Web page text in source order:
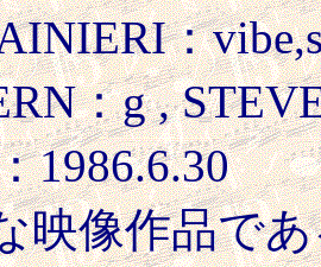
：
：g ,
1986.6.30
映像作品で